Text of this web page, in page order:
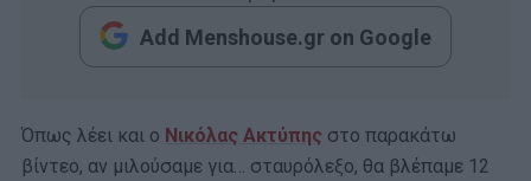
Add Menshouse.gr on Google
Όπως λέει και ο Νικόλας Ακτύπης στο παρακάτω
βίντεο, αν μιλούσαμε για… σταυρόλεξο, θα βλέπαμε 12